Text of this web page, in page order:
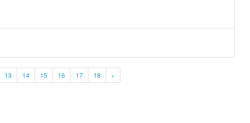
13 14 15 16 17 18 »